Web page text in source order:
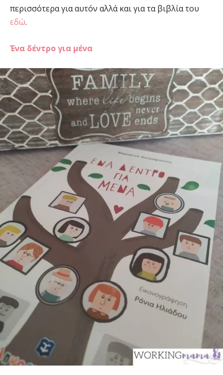
περισσότερα για αυτόν αλλά και για τα βιβλία του
εδώ.
Ένα δέντρο για μένα